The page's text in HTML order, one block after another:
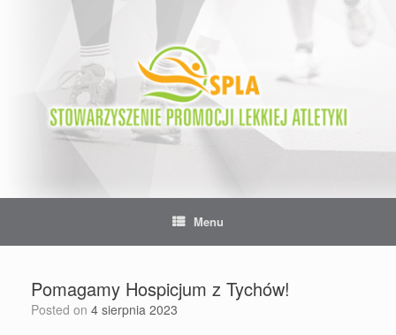
Menu
Pomagamy Hospicjum z Tychów!
Posted on 4 sierpnia 2023